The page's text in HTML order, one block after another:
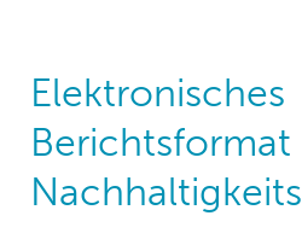
Elektronisches
Berichtsformat